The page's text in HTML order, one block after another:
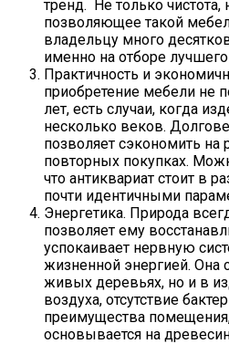
тренд. Не только чистота,
позволяющее такой
владельцу много
именно на отборе
Практичность и
приобретение мебели не
лет, есть случаи, когда
несколько веков.
позволяет сэкономить на
повторных покупках.
что антиквариат стоит в
почти идентичными
Энергетика. Природа
позволяет ему
успокаивает нервную
жизненной энергией. Она
живых деревьях, но и в
воздуха, отсутствие
преимущества
основывается на